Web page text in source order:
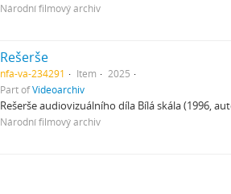
Národní filmový archiv
Rešerše
nfa-va-234291 Item
2025
Part ofVideoarchiv
Rešerše audiovizuálního díla Bílá skála (1996,
Národní filmový archiv